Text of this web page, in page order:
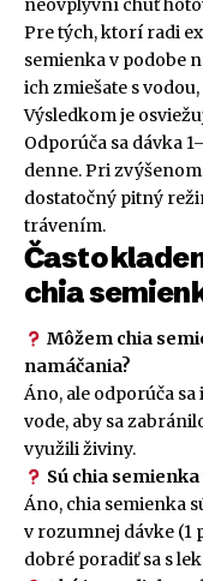
neovplyvní chuť
Pre tých, ktorí radi
semienka v podobe
ich zmiešate s
Výsledkom je
Odporúča sa dávka
denne. Pri
dostatočný pitný
trávením.
Často
chia
Môžem chia
namáčania?
Áno, ale odporúča
vode, aby sa
využili živiny.
Sú chia
Áno, chia semienka
v rozumnej dávke (1
dobré poradiť sa s